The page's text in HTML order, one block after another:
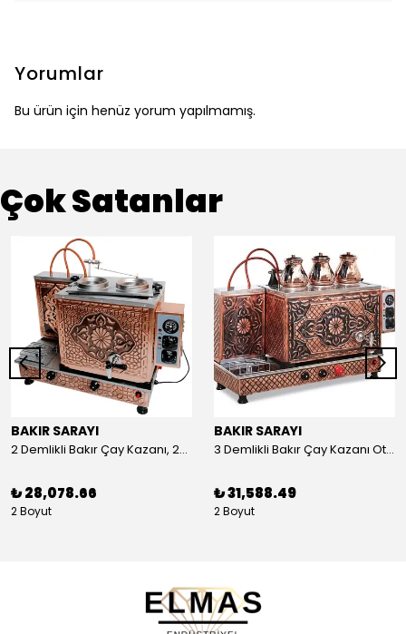
Yorumlar
Bu ürün için henüz yorum yapılmamış.
Çok Satanlar
BAKIR SARAYI
2 Demlikli Bakır Çay Kazanı, 25 Litre
₺ 28,078.66
2 Boyut
BAKIR SARAYI
3 Demlikli Bakır Çay Kazanı Otomatik, 30 Litre
₺ 31,588.49
2 Boyut